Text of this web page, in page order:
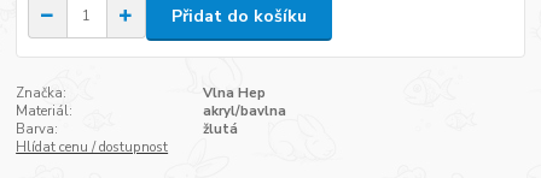
Přidat do košíku
Značka:
Vlna Hep
Materiál:
akryl/bavlna
Barva:
žlutá
Hlídat cenu / dostupnost